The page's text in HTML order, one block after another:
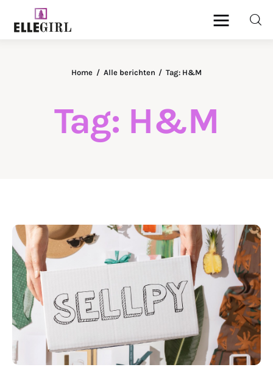
Tag: H&M
Home Alle berichten Tag: H&M
Ellegirl
Fashion
Reizen
Wonen
Zakelijk
DELEN